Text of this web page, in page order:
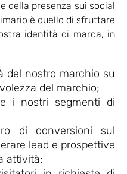
della presenza sui social
è quello di sfruttare
identità di marca, in
del nostro marchio su
del marchio;
i nostri segmenti di
di conversioni sul
lead e prospettive
attività;